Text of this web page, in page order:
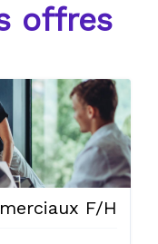
offres
F/H